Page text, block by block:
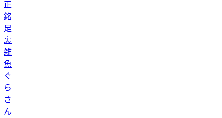
正
銘
足
裏
雑
魚
ぐ
ら
さ
ん